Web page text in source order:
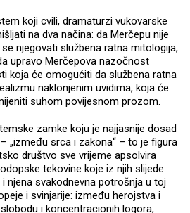
koji cvili, dramaturzi vukovarske
na dva načina: da Merčepu nije
njegovati službena ratna mitologija,
upravo Merčepova nazočnost
koja će omogućiti da službena ratna
naklonjenim uvidima, koja će
suhom povijesnom prozom.
zamke koju je najjasnije dosad
„između srca i zakona“ – to je figura
društvo sve vrijeme apsolvira
tekovine koje iz njih slijede.
i njena svakodnevna potrošnja u toj
i svinjarije: između herojstva i
i koncentracionih logora,